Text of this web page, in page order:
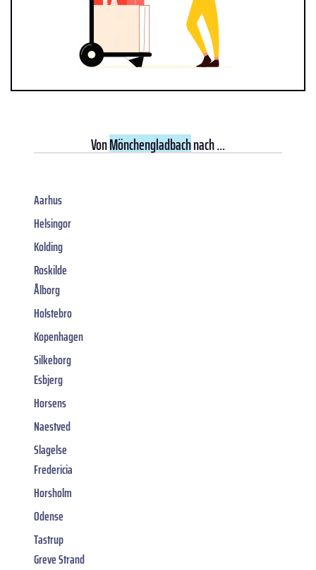
VonMönchengladbachnach ...
Aarhus
Helsingor
Kolding
Roskilde
Ålborg
Holstebro
Kopenhagen
Silkeborg
Esbjerg
Horsens
Naestved
Slagelse
Fredericia
Horsholm
Odense
Tastrup
Greve Strand